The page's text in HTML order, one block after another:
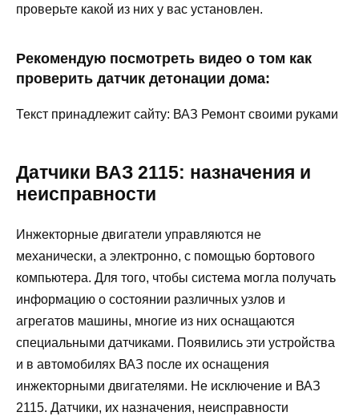
проверьте какой из них у вас установлен.
Рекомендую посмотреть видео о том как
проверить датчик детонации дома:
Текст принадлежит сайту: ВАЗ Ремонт своими руками
Датчики ВАЗ 2115: назначения и
неисправности
Инжекторные двигатели управляются не
механически, а электронно, с помощью бортового
компьютера. Для того, чтобы система могла получать
информацию о состоянии различных узлов и
агрегатов машины, многие из них оснащаются
специальными датчиками. Появились эти устройства
и в автомобилях ВАЗ после их оснащения
инжекторными двигателями. Не исключение и ВАЗ
2115. Датчики, их назначения, неисправности